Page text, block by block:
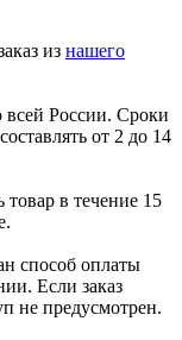
из нашего
всей России. Сроки
от 2 до 14
в течение 15
способ оплаты
Если заказ
не предусмотрен.